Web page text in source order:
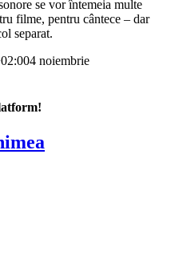
se vor întemeia multe
filme, pentru cântece – dar
separat.
4 noiembrie